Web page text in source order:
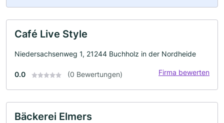
Café Live Style
Niedersachsenweg 1, 21244 Buchholz in der Nordheide
0.0 (0 Bewertungen) Firma bewerten
Bäckerei Elmers